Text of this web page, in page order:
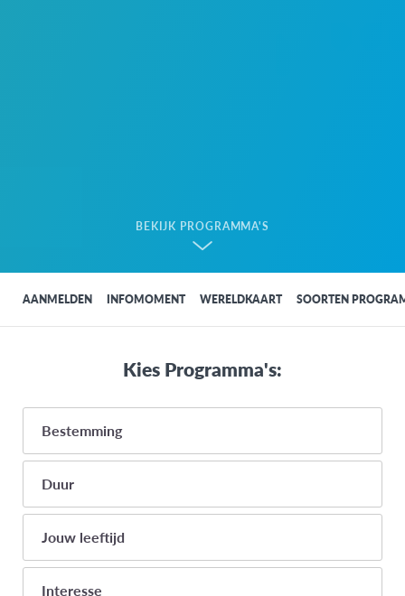
BEKIJK PROGRAMMA'S
AANMELDEN INFOMOMENT WERELDKAART SOORTEN
Kies Programma's:
Bestemming
AFRIKA
Egypte
Duur
<1 maand
1-3 maanden
4-8 maanden
Jouw leeftijd
14
Interesse